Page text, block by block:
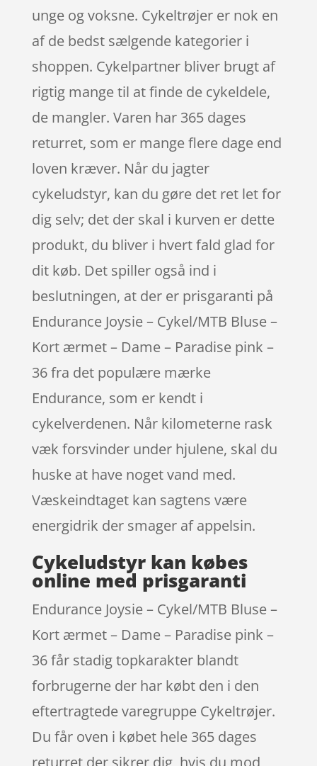
unge og voksne. Cykeltrøjer er nok en
af de bedst sælgende kategorier i
shoppen. Cykelpartner bliver brugt af
rigtig mange til at finde de cykeldele,
de mangler. Varen har 365 dages
returret, som er mange flere dage end
loven kræver. Når du jagter
cykeludstyr, kan du gøre det ret let for
dig selv; det der skal i kurven er dette
produkt, du bliver i hvert fald glad for
dit køb. Det spiller også ind i
beslutningen, at der er prisgaranti på
Endurance Joysie – Cykel/MTB Bluse –
Kort ærmet – Dame – Paradise pink –
36 fra det populære mærke
Endurance, som er kendt i
cykelverdenen. Når kilometerne rask
væk forsvinder under hjulene, skal du
huske at have noget vand med.
Væskeindtaget kan sagtens være
energidrik der smager af appelsin.
Cykeludstyr kan købes
online med prisgaranti
Endurance Joysie – Cykel/MTB Bluse –
Kort ærmet – Dame – Paradise pink –
36 får stadig topkarakter blandt
forbrugerne der har købt den i den
eftertragtede varegruppe Cykeltrøjer.
Du får oven i købet hele 365 dages
returret der sikrer dig, hvis du mod